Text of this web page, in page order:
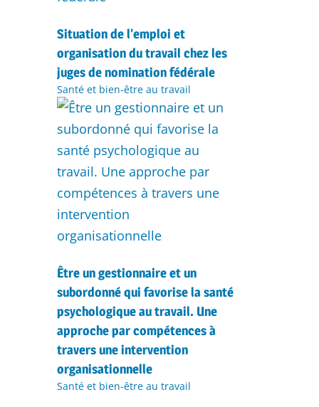
Situation de l’emploi et
organisation du travail chez les
juges de nomination fédérale
Santé et bien-être au travail
Être un gestionnaire et un
subordonné qui favorise la santé
psychologique au travail. Une
approche par compétences à
travers une intervention
organisationnelle
Santé et bien-être au travail